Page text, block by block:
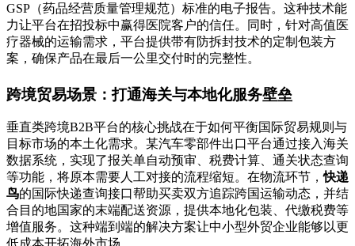
GSP（药品经营质量管理规范）标准的电子报告。这种技术能
力让平台在招投标中赢得医院客户的信任。同时，针对高值医
疗器械的运输需求，平台提供带有防拆封技术的定制包装方
案，确保产品在最后一公里交付时的完整性。
跨境贸易场景：打通海关与本地化服务壁垒
垂直类跨境B2B平台的核心挑战在于如何平衡国际贸易规则与
目标市场的本土化需求。某汽车零部件出口平台通过接入海关
数据系统，实现了报关单自动预审、税费计算、通关状态查询
等功能，将原本需要人工对接的流程缩短。在物流环节，快递
鸟的国际快递查询接口帮助买卖双方追踪跨国运输动态，并结
合目的地国家的末端配送资源，提供本地化包装、代缴税费等
增值服务。这种端到端的解决方案让中小型外贸企业能够以更